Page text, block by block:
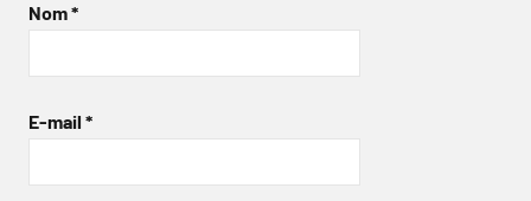
Nom*
E-mail *